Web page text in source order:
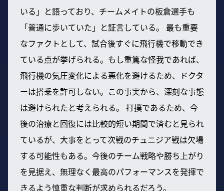
いる」と語っており、チームメイトの板倉選手も
「普通に歩いていた」と証言している。 最も重要
なファクトとして、試合後すぐに飛行機で移動でき
ている点が挙げられる。もし重篤な怪我であれば、
飛行機の気圧変化による悪化を避けるため、ドクタ
ーは搭乗を許可しない。この事実から、深刻な事態
は避けられたと考えられる。 打撲であるため、今
後の治療と回復には比較的短い期間で済むと見られ
ているが、大事をとって次戦のチュニジア戦は欠場
する可能性もある。今後のチーム戦略や勝ち上がり
を見据え、無理なく最高のパフォーマンスを発揮で
きるよう慎重な判断が求められるだろう。